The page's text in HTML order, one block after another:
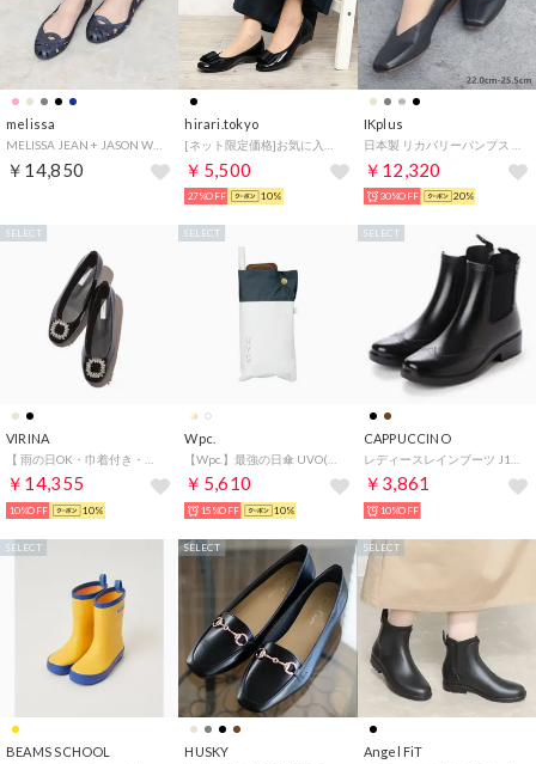
melissa
￥14,850
hirari.tokyo
￥5,500
27%OFF 10%
IKplus
￥12,320
30%OFF 20%
VIRINA
￥14,355
SELECT
10%OFF 10%
Wpc.
￥5,610
SELECT
15%OFF 10%
CAPPUCCINO
￥3,861
SELECT
10%OFF
BEAMS SCHOOL
SELECT
HUSKY
SELECT
Angel FiT
SELECT